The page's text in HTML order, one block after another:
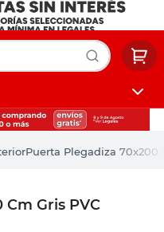
Puerta Plegadiza 70x200
Gris PVC